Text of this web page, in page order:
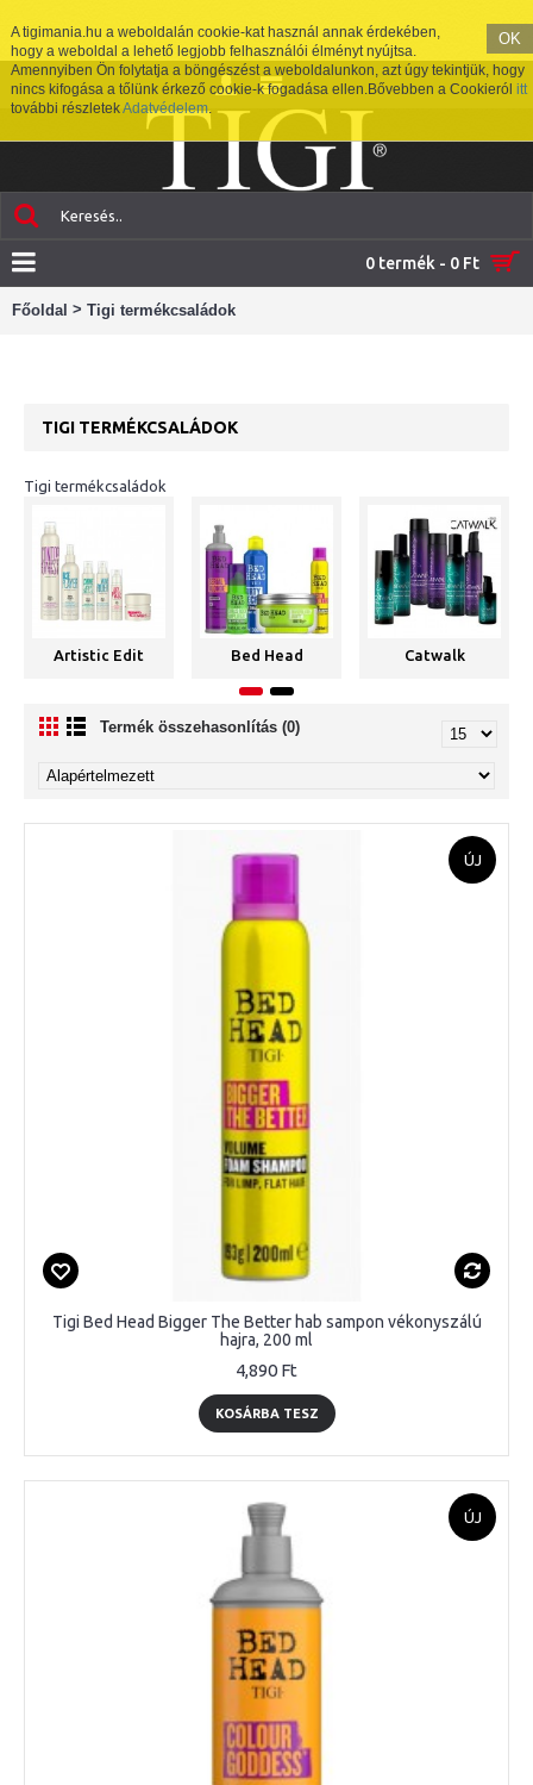
OK
A tigimania.hu a weboldalán cookie-kat használ annak érdekében,
hogy a weboldal a lehető legjobb felhasználói élményt nyújtsa.
Amennyiben Ön folytatja a böngészést a weboldalunkon, azt úgy tekintjük, hogy
nincs kifogása a tőlünk érkező cookie-k fogadása ellen.Bővebben a Cookieról itt
további részletekAdatvédelem.
0 termék - 0 Ft
Főoldal > Tigi termékcsaládok
TIGI TERMÉKCSALÁDOK
Tigi termékcsaládok
Artistic Edit Bed Head Catwalk
Termék összehasonlítás (0)
ÚJ
Tigi Bed Head Bigger The Better hab sampon vékonyszálú
hajra, 200 ml
4,890 Ft
KOSÁRBA TESZ
ÚJ